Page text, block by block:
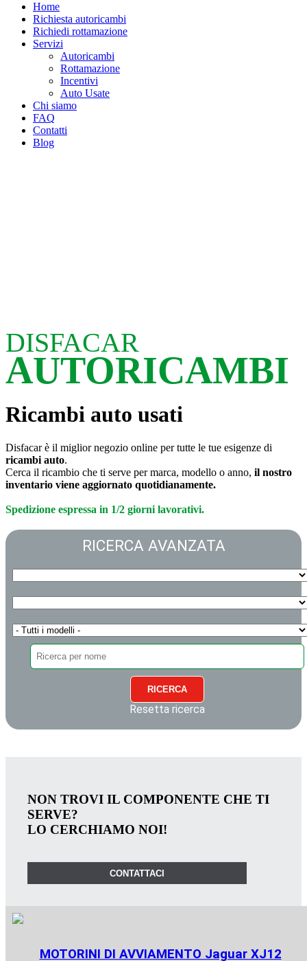
Home
Richiesta autoricambi
Richiedi rottamazione
Servizi
Autoricambi
Rottamazione
Incentivi
Auto Usate
Chi siamo
FAQ
Contatti
Blog
DISFACAR
AUTORICAMBI
Ricambi auto usati
Disfacar è il miglior negozio online per tutte le tue esigenze di
ricambi auto.
Cerca il ricambio che ti serve per marca, modello o anno, il nostro
inventario viene aggiornato quotidianamente.
Spedizione espressa in 1/2 giorni lavorativi.
RICERCA AVANZATA
RICERCA
Resetta ricerca
NON TROVI IL COMPONENTE CHE TI
SERVE?
LO CERCHIAMO NOI!
CONTATTACI
MOTORINI DI AVVIAMENTO Jaguar XJ12